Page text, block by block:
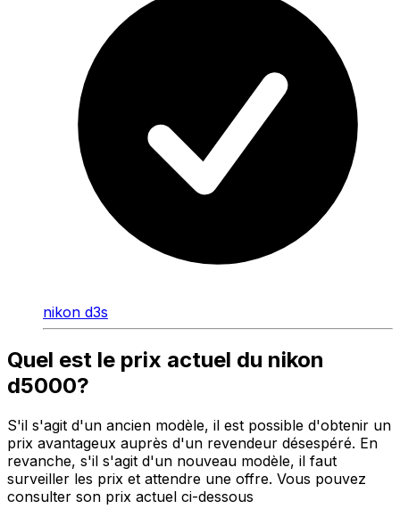
nikon d3s
Quel est le prix actuel du nikon
d5000?
S'il s'agit d'un ancien modèle, il est possible d'obtenir un
prix avantageux auprès d'un revendeur désespéré. En
revanche, s'il s'agit d'un nouveau modèle, il faut
surveiller les prix et attendre une offre. Vous pouvez
consulter son prix actuel ci-dessous